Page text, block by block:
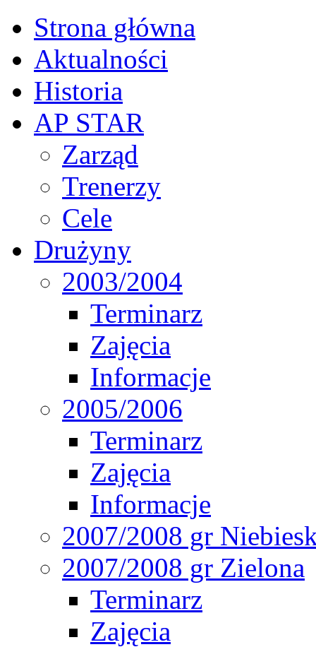
Strona główna
Aktualności
Historia
AP STAR
Zarząd
Trenerzy
Cele
Drużyny
2003/2004
Terminarz
Zajęcia
Informacje
2005/2006
Terminarz
Zajęcia
Informacje
2007/2008 gr
2007/2008 gr Zielona
Terminarz
Zajęcia